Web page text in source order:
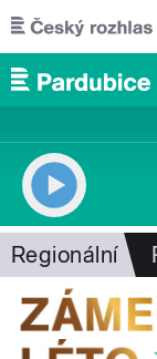
Přejít k hlavnímu
Regionální